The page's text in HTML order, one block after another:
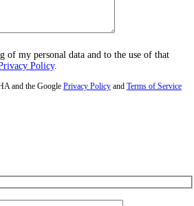
of my personal data and to the use of that
Policy.
and the Google Privacy Policy and Terms of Service